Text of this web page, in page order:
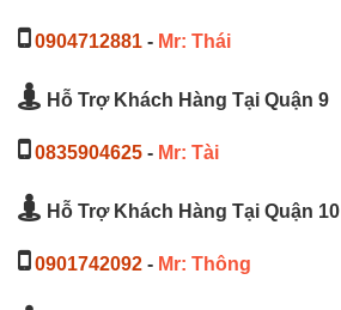
0904712881 - Mr: Thái
Hỗ Trợ Khách Hàng Tại Quận 9
0835904625 - Mr: Tài
Hỗ Trợ Khách Hàng Tại Quận 10
0901742092 - Mr: Thông